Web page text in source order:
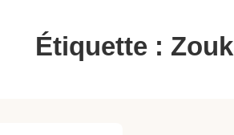
Étiquette : Zouk